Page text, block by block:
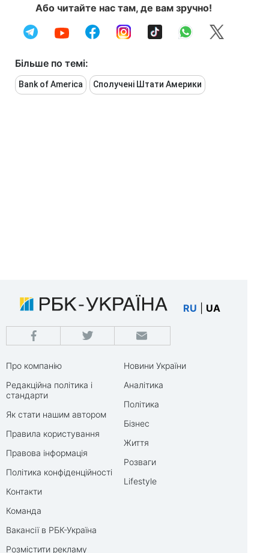
Або читайте нас там, де вам зручно!
Більше по темі:
Bank of America Сполучені Штати Америки
RU UA
Про компанію
Редакційна політика і
стандарти
Як стати нашим автором
Правила користування
Правова інформація
Політика конфіденційності
Контакти
Команда
Вакансії в РБК-Україна
Розмістити рекламу
Новини України
Аналітика
Політика
Бізнес
Життя
Розваги
Lifestyle